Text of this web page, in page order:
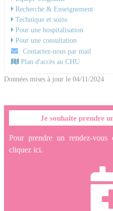
Recherche & Enseignement
Technique et soins
Pour une hospitalisation
Pour une consultation
Contactez-nous par mail
Plan d'accès au CHU
Données mises à jour le 04/11/2024
Je souhaite prendre
Pour prendre un rendez-
cliquez ici.